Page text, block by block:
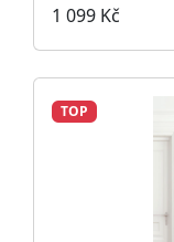
1 099 Kč
TOP